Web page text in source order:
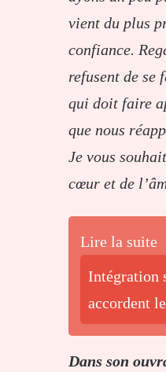
vient du plus
confiance.
refusent de se
qui doit faire
que nous
Je vous
cœur et de
Lire la suite
Intégration
accordent
Dans son